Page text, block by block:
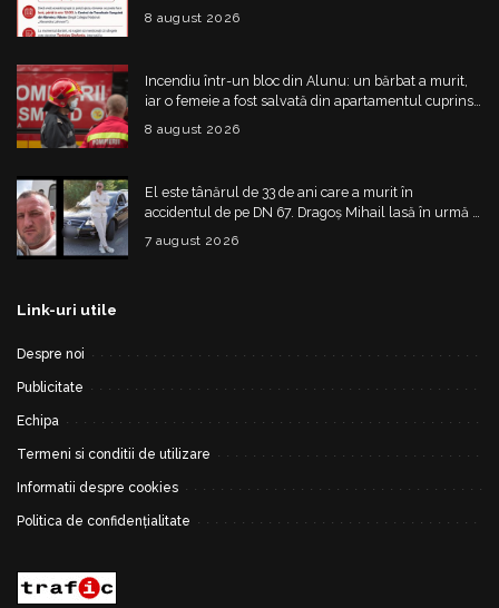
cu grupa AB IV negativ
8 august 2026
Incendiu într-un bloc din Alunu: un bărbat a murit,
iar o femeie a fost salvată din apartamentul cuprins
de flăcări
8 august 2026
El este tânărul de 33 de ani care a murit în
accidentul de pe DN 67. Dragoș Mihail lasă în urmă o
7 august 2026
Link-uri utile
Despre noi
Publicitate
Echipa
Termeni si conditii de utilizare
Informatii despre cookies
Politica de confidențialitate